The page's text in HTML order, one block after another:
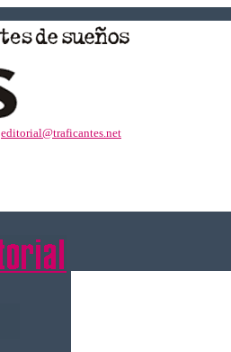
editorial@traficantes.net